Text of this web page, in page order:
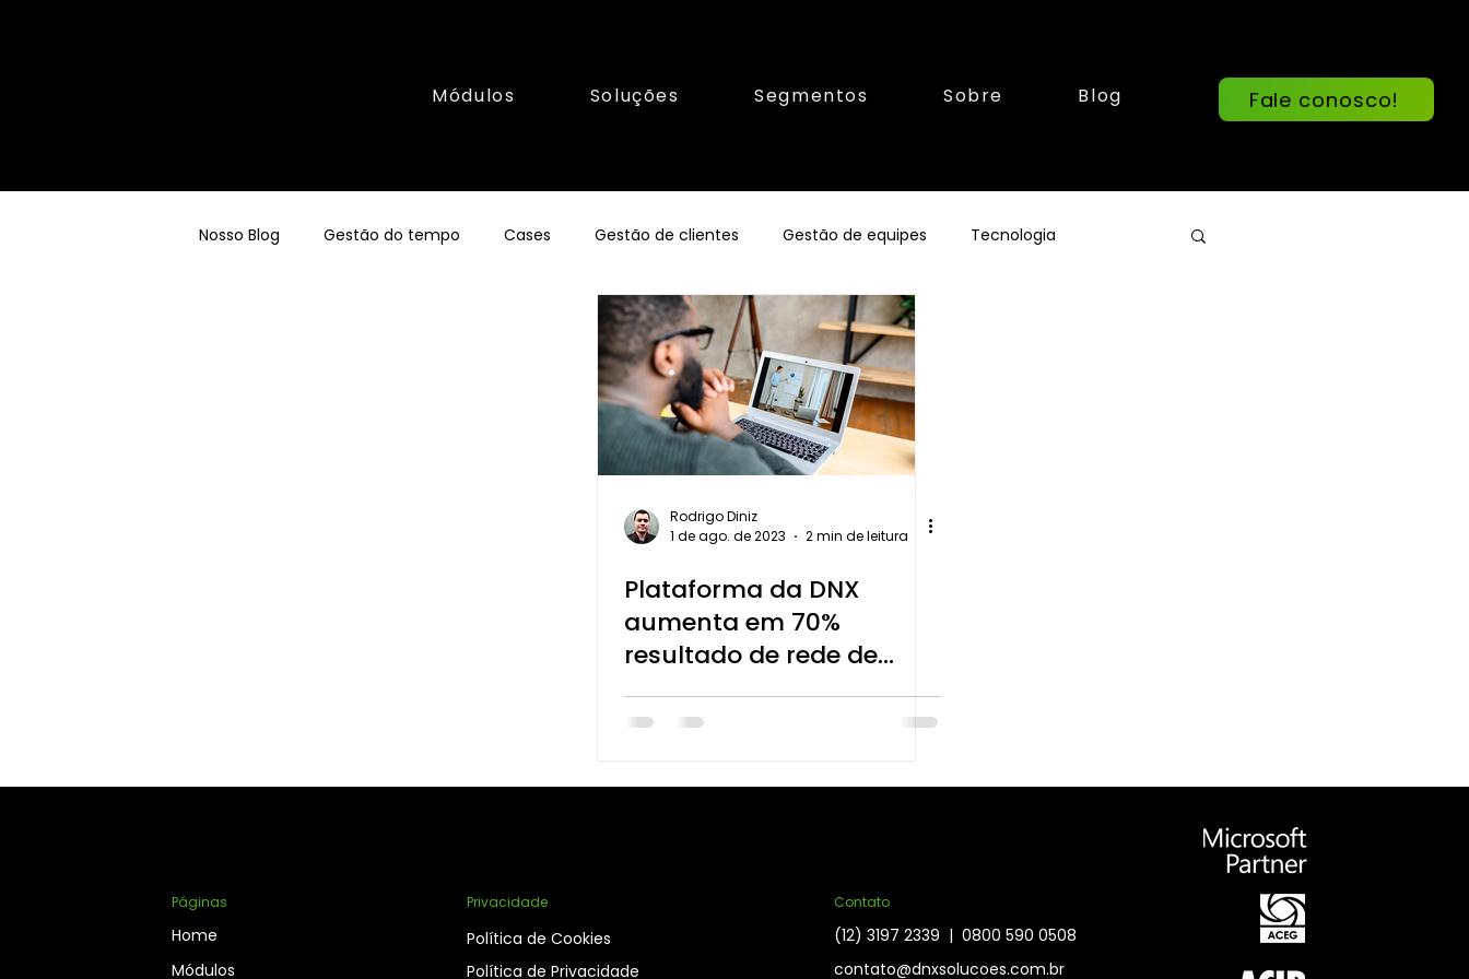
Módulos Soluções Segmentos Sobre Blog Fale conosco!
Nosso Blog Gestão do tempo Cases Gestão de clientes Gestão de equipes Tecnologia
Franquias Gestãofinanceira
Rodrigo Diniz
1 de ago. de 2023
2 min de leitura
Plataforma da DNX
aumenta em 70%
resultado de rede de
franquias
Páginas
Home
Módulos
Privacidade
Política de Cookies
Política de Privacidade
Contato
(12) 3197 2339 | 0800 590 0508
contato@dnxsolucoes.com.br